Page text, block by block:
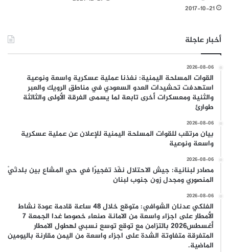
2017-10-21
أخبار عاجلة
2026-08-06
القوات المسلحة اليمنية: نفذنا عملية عسكرية واسعة ونوعية
استهدفت تحشيدات العدو السعودي في مناطق الرويك والعبر
والثنية ومعسكرات أخرى تابعة لما يسمى الفرقة الأولى والثالثة
طوارئ
2026-08-06
بيان مرتقب للقوات المسلحة اليمنية للإعلان عن عملية عسكرية
واسعة ونوعية
2026-08-06
مصادر لبنانية: جيش الاحتلال نفّذ تفجيرًا في حي المشاع بين بلدتَيْ
المنصوري ومجدل زون جنوب لبنان
2026-08-06
الفلكي عدنان الشوافي: متوقع خلال 48 ساعة قادمة عودة نشاط
الأمطار على اجزاء واسعة من الامانة صنعاء خصوصا غدا الجمعة 7
أغسطس2026 بالتزامن مع توقع توسع نسبي لهطول الامطار
المتفرقة متفاوتة الشدة على اجزاء واسعة من اليمن مقارنة باليومين
الماضية.